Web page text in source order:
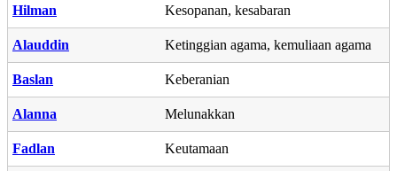
Hilman Kesopanan, kesabaran
Alauddin Ketinggian agama, kemuliaan agama
Baslan Keberanian
Alanna Melunakkan
Fadlan Keutamaan